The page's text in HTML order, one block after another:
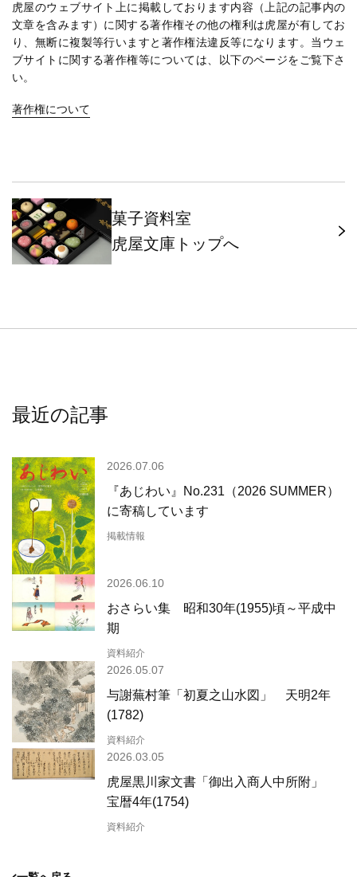
虎屋のウェブサイト上に掲載しております内容（上記の記事内の
文章を含みます）に関する著作権その他の権利は虎屋が有してお
り、無断に複製等行いますと著作権法違反等になります。当ウェ
ブサイトに関する著作権等については、以下のページをご覧下さ
い。
著作権について
菓子資料室
虎屋文庫トップへ
最近の記事
『あじわい』No.231（2026 SUMMER）
に寄稿しています
2026.07.06
掲載情報
おさらい集 昭和30年(1955)頃～平成中
期
2026.06.10
資料紹介
与謝蕪村筆「初夏之山水図」 天明2年
(1782)
2026.05.07
資料紹介
虎屋黒川家文書「御出入商人中所附」
宝暦4年(1754)
2026.03.05
資料紹介